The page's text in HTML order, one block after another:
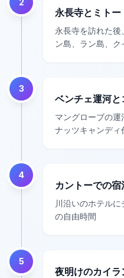
永長寺とミト
永長寺を訪れた
ン島、ラン島、
3
ベンチェ運河
マングローブの
ナッツキャンディ
4
カントーでの宿
川沿いのホテル
の自由時間
5
夜明けのカイラ